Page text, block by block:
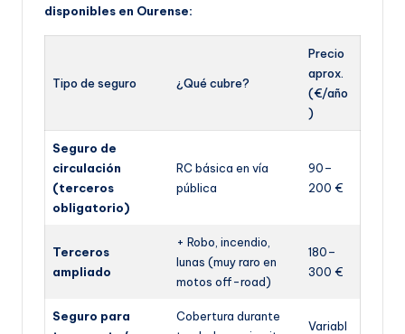
disponibles en Ourense:
Tipo de seguro ¿Qué cubre?
Precio
aprox.
(€/año
)
Seguro de
circulación
(terceros
obligatorio)
RC básica en vía
pública
90–
200 €
Terceros
ampliado
+ Robo, incendio,
lunas (muy raro en
motos off-road)
180–
300 €
Seguro para
Cobertura durante
Variabl